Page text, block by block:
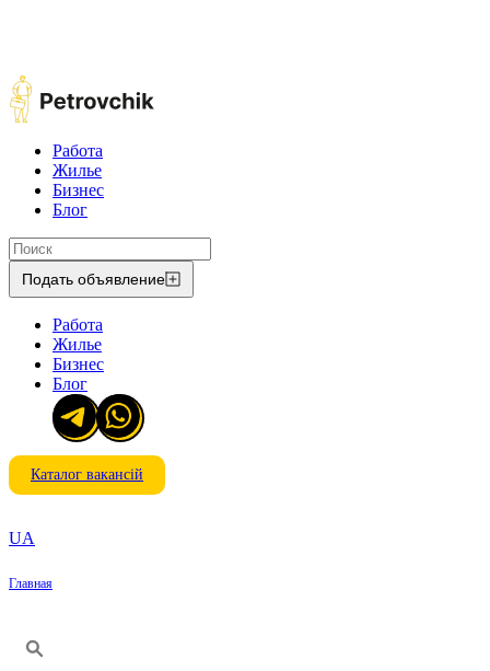
Работа
Жилье
Бизнес
Блог
Подать объявление
Работа
Жилье
Бизнес
Блог
Каталог вакансій
UA
Главная